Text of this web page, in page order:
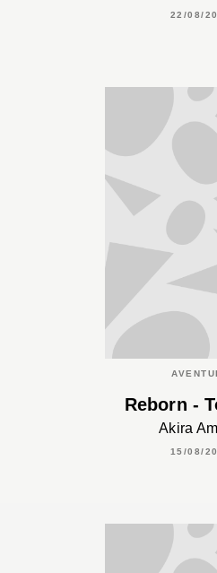
22/08/
Reborn -
Akira
15/08/